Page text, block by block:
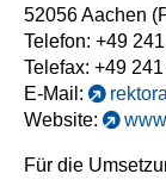
52056 Aachen
Telefon: +49
Telefax: +49
E-Mail:
Website:
Für die